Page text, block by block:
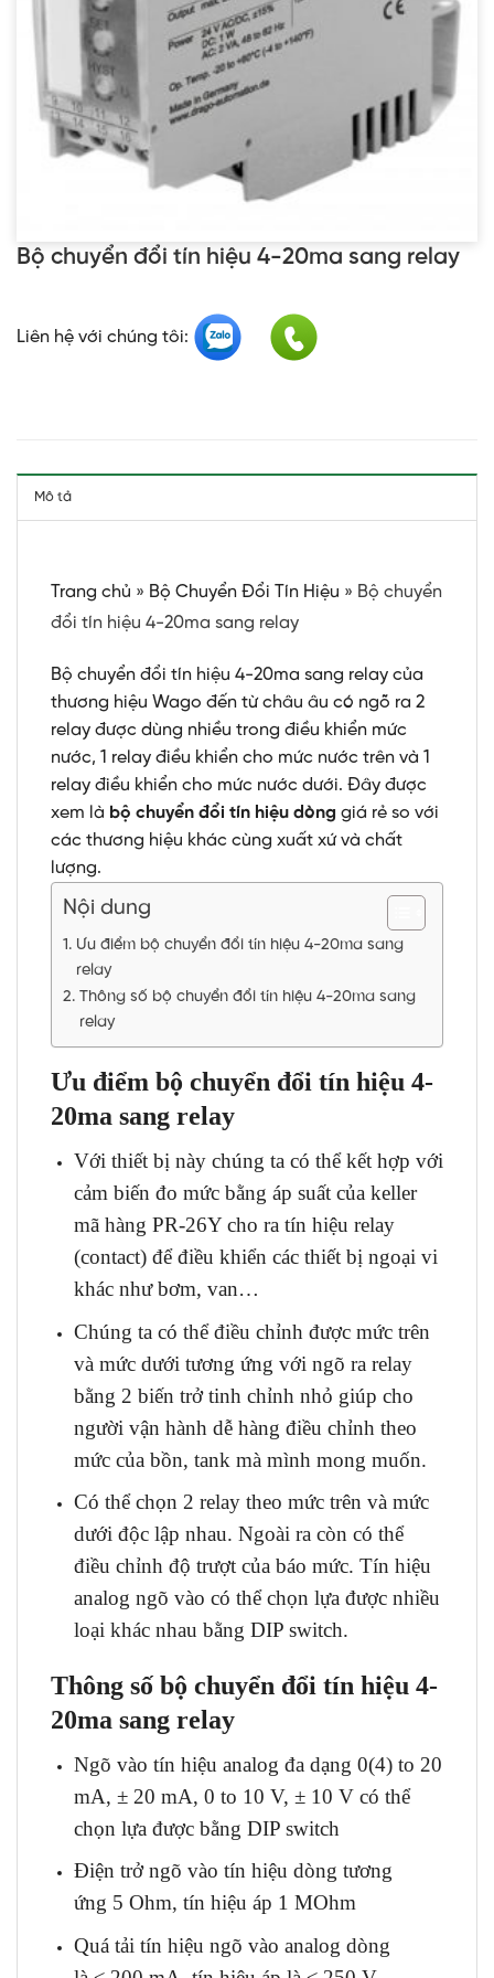
Bộ chuyển đổi tín hiệu 4-20ma sang relay
Liên hệ với chúng tôi:
Mô tả
Trang chủ » Bộ Chuyển Đổi Tín Hiệu » Bộ chuyển
đổi tín hiệu 4-20ma sang relay
Bộ chuyển đổi tín hiệu 4-20ma sang relay của
thương hiệu Wago đến từ châu âu có ngõ ra 2
relay được dùng nhiều trong điều khiển mức
nước, 1 relay điều khiển cho mức nước trên và 1
relay điều khiển cho mức nước dưới. Đây được
xem là bộ chuyển đổi tín hiệu dòng giá rẻ so với
các thương hiệu khác cùng xuất xứ và chất
lượng.
Nội dung
Ưu điểm bộ chuyển đổi tín hiệu 4-20ma sang
relay
Thông số bộ chuyển đổi tín hiệu 4-20ma sang
relay
Ưu điểm bộ chuyển đổi tín hiệu 4-
20ma sang relay
Với thiết bị này chúng ta có thể kết hợp với
cảm biến đo mức bằng áp suất của keller
mã hàng PR-26Y cho ra tín hiệu relay
(contact) để điều khiển các thiết bị ngoại vi
khác như bơm, van…
Chúng ta có thể điều chỉnh được mức trên
và mức dưới tương ứng với ngõ ra relay
bằng 2 biến trở tinh chỉnh nhỏ giúp cho
người vận hành dễ hàng điều chỉnh theo
mức của bồn, tank mà mình mong muốn.
Có thể chọn 2 relay theo mức trên và mức
dưới độc lập nhau. Ngoài ra còn có thể
điều chỉnh độ trượt của báo mức. Tín hiệu
analog ngõ vào có thể chọn lựa được nhiều
loại khác nhau bằng DIP switch.
Thông số bộ chuyển đổi tín hiệu 4-
20ma sang relay
Ngõ vào tín hiệu analog đa dạng 0(4) to 20
mA, ± 20 mA, 0 to 10 V, ± 10 V có thể
chọn lựa được bằng DIP switch
Điện trở ngõ vào tín hiệu dòng tương
ứng 5 Ohm, tín hiệu áp 1 MOhm
Quá tải tín hiệu ngõ vào analog dòng